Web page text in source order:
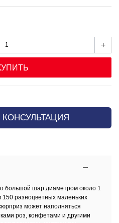
+
большой шар диаметром около 1
разноцветных маленьких
может наполняться
роз, конфетами и другими